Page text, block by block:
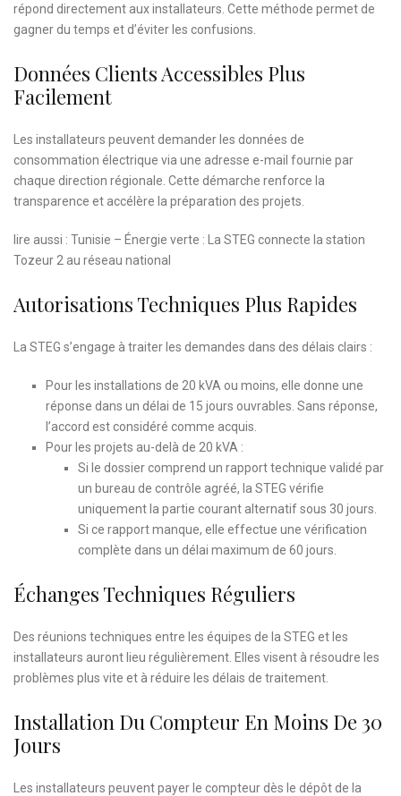
répond directement aux installateurs. Cette méthode permet de
gagner du temps et d’éviter les confusions.
Données Clients Accessibles Plus
Facilement
Les installateurs peuvent demander les données de
consommation électrique via une adresse e-mail fournie par
chaque direction régionale. Cette démarche renforce la
transparence et accélère la préparation des projets.
lire aussi : Tunisie – Énergie verte : La STEG connecte la station
Tozeur 2 au réseau national
Autorisations Techniques Plus Rapides
La STEG s’engage à traiter les demandes dans des délais clairs :
Pour les installations de 20 kVA ou moins, elle donne une
réponse dans un délai de 15 jours ouvrables. Sans réponse,
l’accord est considéré comme acquis.
Pour les projets au-delà de 20 kVA :
Si le dossier comprend un rapport technique validé par
un bureau de contrôle agréé, la STEG vérifie
uniquement la partie courant alternatif sous 30 jours.
Si ce rapport manque, elle effectue une vérification
complète dans un délai maximum de 60 jours.
Échanges Techniques Réguliers
Des réunions techniques entre les équipes de la STEG et les
installateurs auront lieu régulièrement. Elles visent à résoudre les
problèmes plus vite et à réduire les délais de traitement.
Installation Du Compteur En Moins De 30
Jours
Les installateurs peuvent payer le compteur dès le dépôt de la